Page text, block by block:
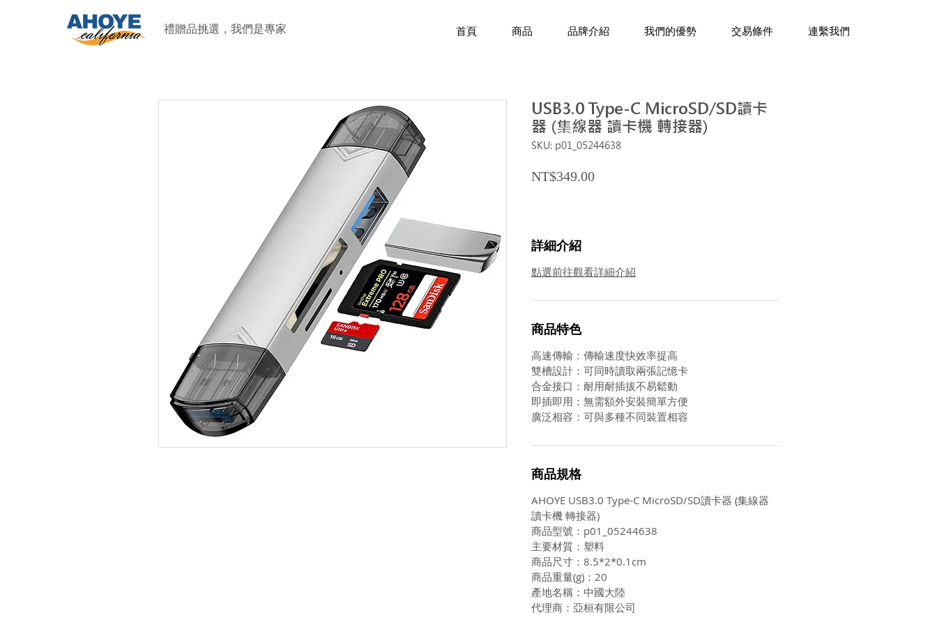
禮贈品挑選，我們是專家 首頁 商品 品牌介紹 我們的優勢 交易條件 連繫我們
USB3.0 Type-C MicroSD/SD讀卡
器 (集線器 讀卡機 轉接器)
SKU: p01_05244638
NT$349.00Price
詳細介紹
點選前往觀看詳細介紹
商品特色
高速傳輸：傳輸速度快效率提高
雙槽設計：可同時讀取兩張記憶卡
合金接口：耐用耐插拔不易鬆動
即插即用：無需額外安裝簡單方便
廣泛相容：可與多種不同裝置相容
商品規格
AHOYE USB3.0 Type-C MicroSD/SD讀卡器 (集線器
讀卡機 轉接器)
商品型號：p01_05244638
主要材質：塑料
商品尺寸：8.5*2*0.1cm
商品重量(g)：20
產地名稱：中國大陸
代理商：亞桓有限公司